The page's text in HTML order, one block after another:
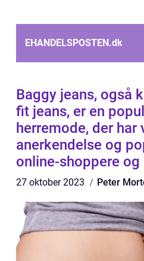
EHANDELSPOSTEN.dk
Baggy jeans, også
fit jeans, er en
herremode, der har
anerkendelse og
online-shoppere
27 oktober 2023 Peter